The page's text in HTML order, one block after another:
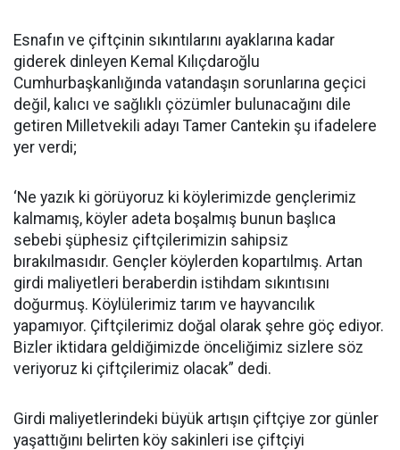
Esnafın ve çiftçinin sıkıntılarını ayaklarına kadar
giderek dinleyen Kemal Kılıçdaroğlu
Cumhurbaşkanlığında vatandaşın sorunlarına geçici
değil, kalıcı ve sağlıklı çözümler bulunacağını dile
getiren Milletvekili adayı Tamer Cantekin şu ifadelere
yer verdi;
‘Ne yazık ki görüyoruz ki köylerimizde gençlerimiz
kalmamış, köyler adeta boşalmış bunun başlıca
sebebi şüphesiz çiftçilerimizin sahipsiz
bırakılmasıdır. Gençler köylerden kopartılmış. Artan
girdi maliyetleri beraberdin istihdam sıkıntısını
doğurmuş. Köylülerimiz tarım ve hayvancılık
yapamıyor. Çiftçilerimiz doğal olarak şehre göç ediyor.
Bizler iktidara geldiğimizde önceliğimiz sizlere söz
veriyoruz ki çiftçilerimiz olacak” dedi.
Girdi maliyetlerindeki büyük artışın çiftçiye zor günler
yaşattığını belirten köy sakinleri ise çiftçiyi